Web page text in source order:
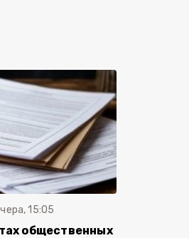
15:05
общественных